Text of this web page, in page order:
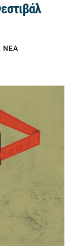
, ΝΕΑ